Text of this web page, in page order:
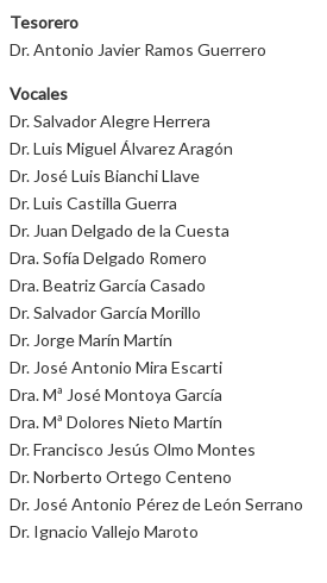
Tesorero
Dr. Antonio Javier Ramos Guerrero
Vocales
Dr. Salvador Alegre Herrera
Dr. Luis Miguel Álvarez Aragón
Dr. José Luis Bianchi Llave
Dr. Luis Castilla Guerra
Dr. Juan Delgado de la Cuesta
Dra. Sofía Delgado Romero
Dra. Beatriz García Casado
Dr. Salvador García Morillo
Dr. Jorge Marín Martín
Dr. José Antonio Mira Escarti
Dra. Mª José Montoya García
Dra. Mª Dolores Nieto Martín
Dr. Francisco Jesús Olmo Montes
Dr. Norberto Ortego Centeno
Dr. José Antonio Pérez de León Serrano
Dr. Ignacio Vallejo Maroto